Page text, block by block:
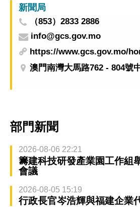
新聞局
（853）2833 2886
info@gcs.gov.mo
https://www.gcs.gov.mo/
澳門南灣大馬路762 - 804號
部門新聞
2026-08-06 22:21
籌建科技研發產業園工作組
會議
2026-08-05 15:19
行政長官岑浩輝與福建企業